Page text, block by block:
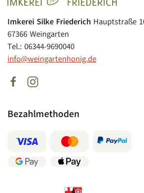
Imkerei Silke Friederich Hauptstraße
67366 Weingarten
Tel.: 06344-9690040
info@weingartenhonig.de
Bezahlmethoden